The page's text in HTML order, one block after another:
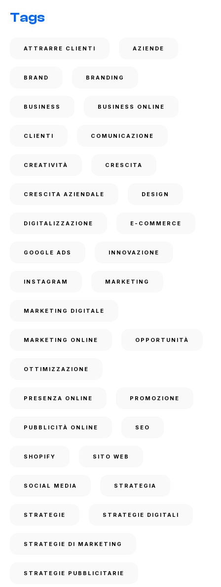
Tags
ATTRARRE CLIENTI AZIENDE
BRAND BRANDING
BUSINESS BUSINESS ONLINE
CLIENTI COMUNICAZIONE
CREATIVITÀ CRESCITA
CRESCITA AZIENDALE DESIGN
DIGITALIZZAZIONE E-COMMERCE
GOOGLE ADS INNOVAZIONE
INSTAGRAM MARKETING
MARKETING DIGITALE
MARKETING ONLINE OPPORTUNITÀ
OTTIMIZZAZIONE
PRESENZA ONLINE PROMOZIONE
PUBBLICITÀ ONLINE SEO
SHOPIFY SITO WEB
SOCIAL MEDIA STRATEGIA
STRATEGIE STRATEGIE DIGITALI
STRATEGIE DI MARKETING
STRATEGIE PUBBLICITARIE